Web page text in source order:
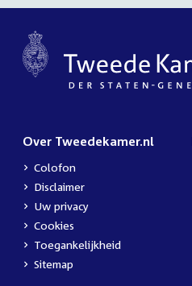
Over Tweedekamer.nl
Colofon
Disclaimer
Uw privacy
Cookies
Toegankelijkheid
Sitemap